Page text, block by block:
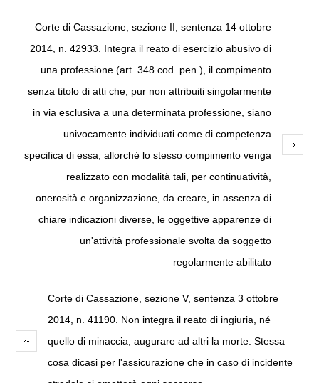
Corte di Cassazione, sezione II, sentenza 14 ottobre
2014, n. 42933. Integra il reato di esercizio abusivo di
una professione (art. 348 cod. pen.), il compimento
senza titolo di atti che, pur non attribuiti singolarmente
in via esclusiva a una determinata professione, siano
univocamente individuati come di competenza
specifica di essa, allorché lo stesso compimento venga
realizzato con modalità tali, per continuatività,
onerosità e organizzazione, da creare, in assenza di
chiare indicazioni diverse, le oggettive apparenze di
un'attività professionale svolta da soggetto
regolarmente abilitato
Corte di Cassazione, sezione V, sentenza 3 ottobre
2014, n. 41190. Non integra il reato di ingiuria, né
quello di minaccia, augurare ad altri la morte. Stessa
cosa dicasi per l'assicurazione che in caso di incidente